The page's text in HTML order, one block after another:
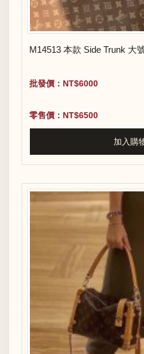
M14513 本款 Side Trunk 大
批發價：NT$6000
零售價：NT$6500
加入購